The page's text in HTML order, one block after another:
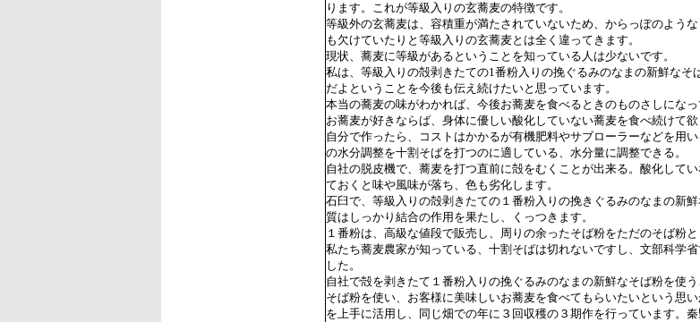
ります。これが等級入りの玄蕎麦の特徴です。
等級外の玄蕎麦は、容積重が満たされていないため、からっぽのよう
も欠けていたりと等級入りの玄蕎麦とは全く違ってきます。
現状、蕎麦に等級があるということを知っている人は少ないです。
私は、等級入りの殻剥きたての1番粉入りの挽ぐるみのなまの新鮮な
だよということを今後も伝え続けたいと思っています。
本当の蕎麦の味がわかれば、今後お蕎麦を食べるときのものさしになっ
お蕎麦が好きならば、身体に優しい酸化していない蕎麦を食べ続けて
自分で作ったら、コストはかかるが有機肥料やサブローラーなどを用
の水分調整を十割そばを打つのに適している、水分量に調整できる。
自社の脱皮機で、蕎麦を打つ直前に殻をむくことが出来る。酸化して
ておくと味や風味が落ち、色も劣化します。
石臼で、等級入りの殻剥きたての１番粉入りの挽きぐるみのなまの新
質はしっかり結合の作用を果たし、くっつきます。
１番粉は、高級な値段で販売し、周りの余ったそば粉をただのそば粉
私たち蕎麦農家が知っている、十割そばは切れないですし、文部科学
した。
自社で殻を剥きたて１番粉入りの挽ぐるみのなまの新鮮なそば粉を使
そば粉を使い、お客様に美味しいお蕎麦を食べてもらいたいという思
を上手に活用し、同じ畑での年に３回収穫の３期作を行っています。